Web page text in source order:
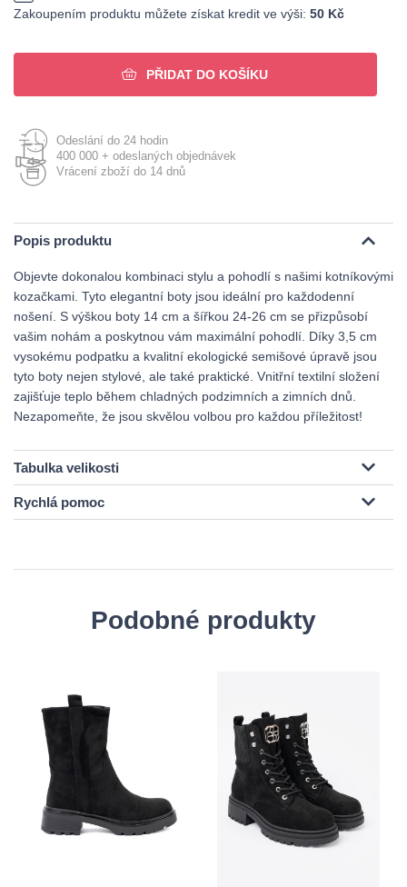
Zakoupením produktu můžete získat kredit ve výši: 50 Kč
PŘIDAT DO KOŠÍKU
Odeslání do 24 hodin
400 000 + odeslaných objednávek
Vrácení zboží do 14 dnů
Popis produktu
Objevte dokonalou kombinaci stylu a pohodlí s našimi kotníkovými
kozačkami. Tyto elegantní boty jsou ideální pro každodenní
nošení. S výškou boty 14 cm a šířkou 24-26 cm se přizpůsobí
vašim nohám a poskytnou vám maximální pohodlí. Díky 3,5 cm
vysokému podpatku a kvalitní ekologické semišové úpravě jsou
tyto boty nejen stylové, ale také praktické. Vnitřní textilní složení
zajišťuje teplo během chladných podzimních a zimních dnů.
Nezapomeňte, že jsou skvělou volbou pro každou příležitost!
Tabulka velikosti
Rychlá pomoc
Podobné produkty